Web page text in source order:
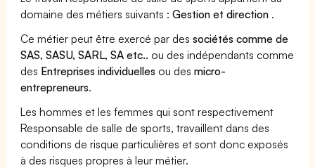
domaine des métiers suivants :Gestion et direction .
Ce métier peut être exercé par dessociétés comme de
SAS, SASU, SARL, SA etc.. ou des indépendants comme
des Entreprises individuelles ou desmicro-
entrepreneurs.
Les hommes et les femmes qui sont respectivement
Responsable de salle de sports, travaillent dans des
conditions de risque particulières et sont donc exposés
à des risques propres à leur métier.